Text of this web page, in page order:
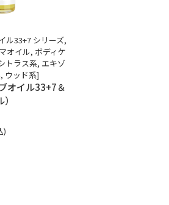
ル33+7 シリーズ,
オイル, ボディケ
トラス系, エキゾ
ウッド系]
オイル33+7＆
)